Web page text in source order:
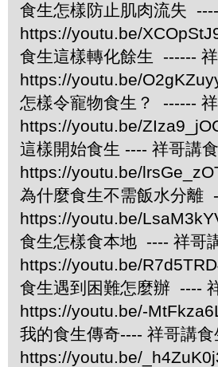
食生怎樣防止肌肉流失
https://youtu.be/
食生這樣轉化餘生 ------
https://youtu.be/
怎樣令寵物食生？ ------
https://youtu.be/
這樣開始食生 ---- 祥哥講
https://youtu.be/
為什麼食生不需飯水分離
https://youtu.be/
食生怎樣食本地 ---- 祥哥
https://youtu.be/
食生遇到困難怎麼辦 ----
https://youtu.be/-
我的食生傳奇---- 祥哥講
https://youtu.be/